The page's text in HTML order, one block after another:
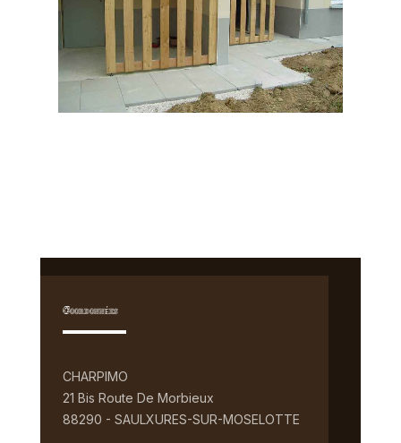
Coordonnées
CHARPIMO
21 Bis Route De Morbieux
88290 - SAULXURES-SUR-MOSELOTTE